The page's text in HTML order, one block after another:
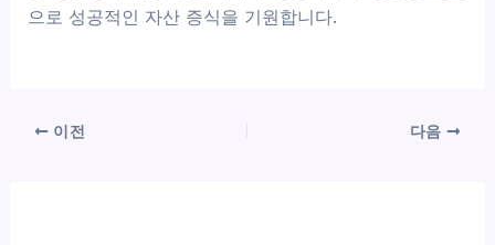
으로 성공적인 자산 증식을 기원합니다.
이전 다음